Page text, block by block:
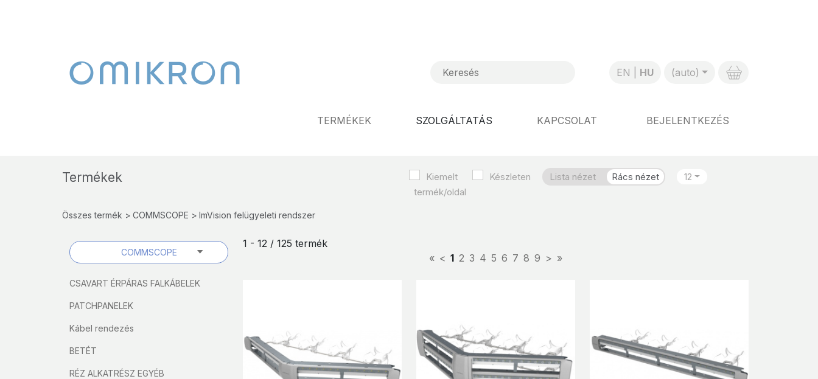
EN HU (auto)
TERMÉKEK SZOLGÁLTATÁS KAPCSOLAT BEJELENTKEZÉS
Termékek Kiemelt Készleten Lista nézet Rács nézet 12
Összes termék COMMSCOPE ImVision felügyeleti rendszer
COMMSCOPE
CSAVART ÉRPÁRAS FALKÁBELEK
PATCHPANELEK
Kábel rendezés
BETÉT
RÉZ ALKATRÉSZ EGYÉB
1 - 12 / 125 termék
« < 1 2 3 4 5 6 7 8 9 > »